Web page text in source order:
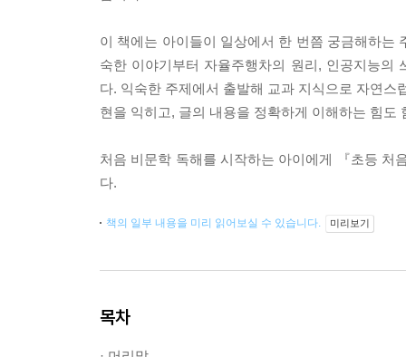
이 책에는 아이들이 일상에서 한 번쯤 궁금해하는
숙한 이야기부터 자율주행차의 원리, 인공지능의
다. 익숙한 주제에서 출발해 교과 지식으로 자연
현을 익히고, 글의 내용을 정확하게 이해하는 힘도
처음 비문학 독해를 시작하는 아이에게 『초등 처
다.
책의 일부 내용을 미리 읽어보실 수 있습니다. 미리보기
목차